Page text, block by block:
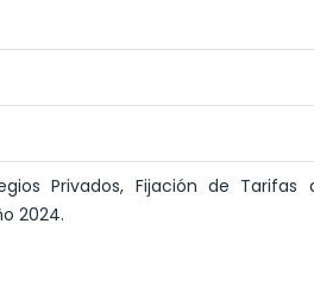
Privados, Fijación de Tarifas
2024.